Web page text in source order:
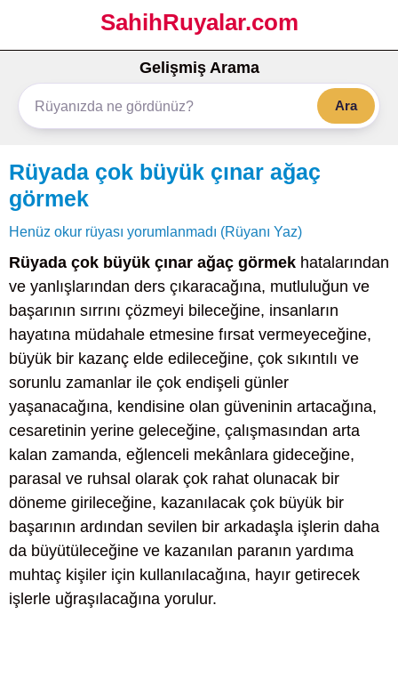
SahihRuyalar.com
Gelişmiş Arama
Ara
Rüyada çok büyük çınar ağaç
görmek
Henüz okur rüyası yorumlanmadı (Rüyanı Yaz)
Rüyada çok büyük çınar ağaç görmek hatalarından
ve yanlışlarından ders çıkaracağına, mutluluğun ve
başarının sırrını çözmeyi bileceğine, insanların
hayatına müdahale etmesine fırsat vermeyeceğine,
büyük bir kazanç elde edileceğine, çok sıkıntılı ve
sorunlu zamanlar ile çok endişeli günler
yaşanacağına, kendisine olan güveninin artacağına,
cesaretinin yerine geleceğine, çalışmasından arta
kalan zamanda, eğlenceli mekânlara gideceğine,
parasal ve ruhsal olarak çok rahat olunacak bir
döneme girileceğine, kazanılacak çok büyük bir
başarının ardından sevilen bir arkadaşla işlerin daha
da büyütüleceğine ve kazanılan paranın yardıma
muhtaç kişiler için kullanılacağına, hayır getirecek
işlerle uğraşılacağına yorulur.